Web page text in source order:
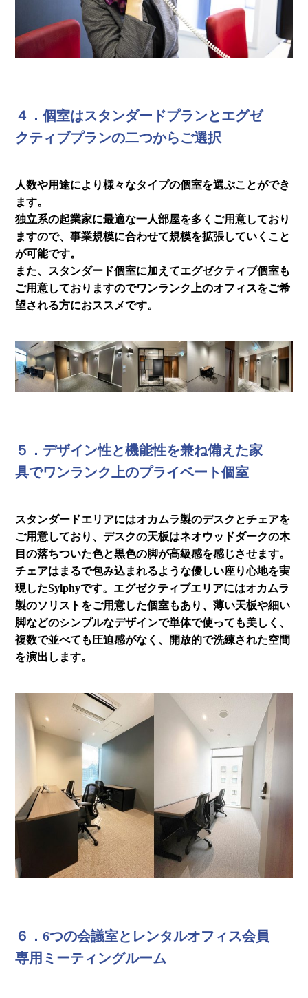
４．個室はスタンダードプランとエグゼ
クティブプランの二つからご選択
人数や用途により様々なタイプの個室を選ぶことができ
ます。
独立系の起業家に最適な一人部屋を多くご用意しており
ますので、事業規模に合わせて規模を拡張していくこと
が可能です。
また、スタンダード個室に加えてエグゼクティブ個室も
ご用意しておりますのでワンランク上のオフィスをご希
望される方におススメです。
５．デザイン性と機能性を兼ね備えた家
具でワンランク上のプライベート個室
スタンダードエリアにはオカムラ製のデスクとチェアを
ご用意しており、デスクの天板はネオウッドダークの木
目の落ちついた色と黒色の脚が高級感を感じさせます。
チェアはまるで包み込まれるような優しい座り心地を実
現したSylphyです。エグゼクティブエリアにはオカムラ
製のソリストをご用意した個室もあり、薄い天板や細い
脚などのシンプルなデザインで単体で使っても美しく、
複数で並べても圧迫感がなく、開放的で洗練された空間
を演出します。
６．6つの会議室とレンタルオフィス会員
専用ミーティングルーム